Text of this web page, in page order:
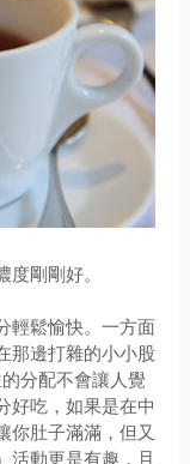
剛剛好。
鬆愉快。一方面
那邊打雜的小小股
分配不會讓人覺
好吃，如果是在中
你肚子滿滿，但又
活動更是有趣，且